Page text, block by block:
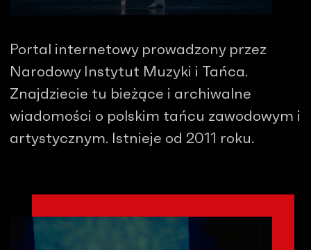
Portal internetowy prowadzony przez
Narodowy Instytut Muzyki i Tańca.
Znajdziecie tu bieżące i archiwalne
wiadomości o polskim tańcu zawodowym i
artystycznym. Istnieje od 2011 roku.